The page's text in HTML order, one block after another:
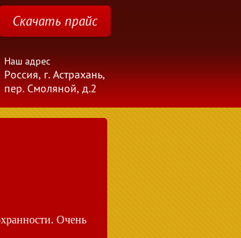
Скачать прайс
Наш адрес
Россия, г. Астрахань,
пер. Смоляной, д.2
Очень